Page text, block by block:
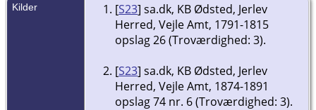
Kilder [S23] sa.dk, KB Ødsted, Jerlev
Herred, Vejle Amt, 1791-1815
opslag 26 (Troværdighed: 3).
[S23] sa.dk, KB Ødsted, Jerlev
Herred, Vejle Amt, 1874-1891
opslag 74 nr. 6 (Troværdighed: 3).